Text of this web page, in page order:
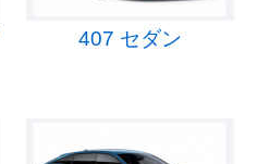
407 セダン